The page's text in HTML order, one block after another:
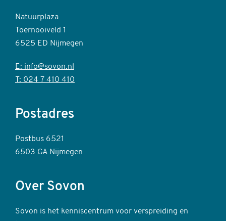
Natuurplaza
Toernooiveld 1
6525 ED Nijmegen
E: info@sovon.nl
T: 024 7 410 410
Postadres
Postbus 6521
6503 GA Nijmegen
Over Sovon
Sovon is het kenniscentrum voor verspreiding en